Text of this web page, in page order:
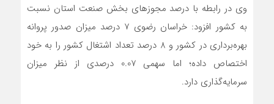
وی در رابطه با درصد مجوز‌های بخش صنعت استان نسبت
به کشور افزود: خراسان رضوی 7 درصد میزان صدور پروانه
بهره‌برداری در کشور و 8 درصد تعداد اشتغال کشور را به خود
اختصاص داده؛ اما سهمی 0.07 درصدی از نظر میزان
سرمایه‌گذاری دارد.